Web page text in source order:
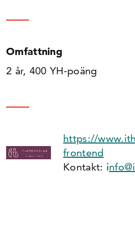
Omfattning
2 år, 400 YH-poäng
https://
frontend
Kontakt: i